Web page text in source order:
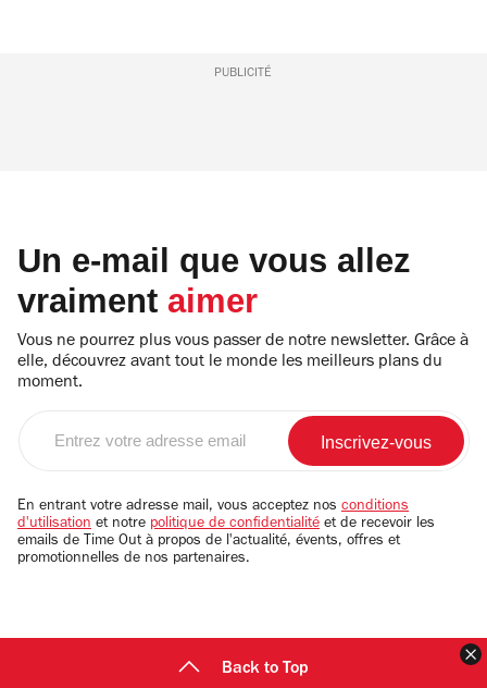
PUBLICITÉ
Un e-mail que vous allez
vraiment aimer
Vous ne pourrez plus vous passer de notre newsletter. Grâce à
elle, découvrez avant tout le monde les meilleurs plans du
moment.
email
En entrant votre adresse mail, vous acceptez nos conditions
d'utilisation et notre politique de confidentialité et de recevoir les
emails de Time Out à propos de l'actualité, évents, offres et
promotionnelles de nos partenaires.
Back to Top